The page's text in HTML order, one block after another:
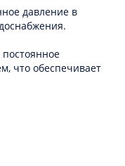
давление в
что обеспечивает